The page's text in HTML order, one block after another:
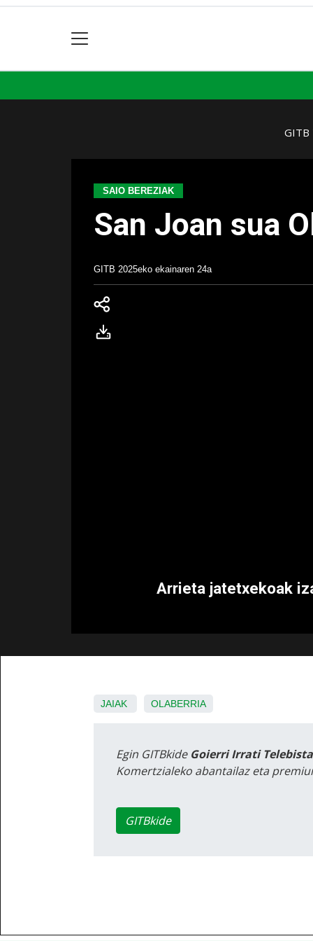
GITB
SAIO BEREZIAK
San Joan sua
GITB 2025eko ekainaren 24a
Arrieta jatetxekoak
JAIAK OLABERRIA
Egin GITBkide Goierri Irrati
Komertzialeko abantailaz eta
GITBkide